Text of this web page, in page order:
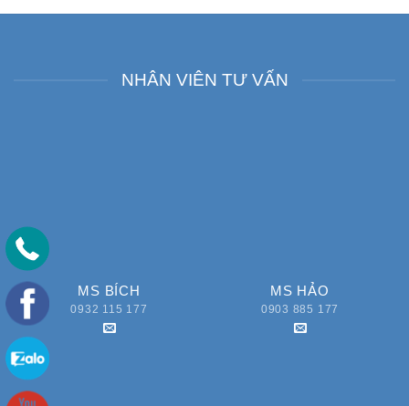
NHÂN VIÊN TƯ VẤN
MS BÍCH
0932 115 177
MS HẢO
0903 885 177